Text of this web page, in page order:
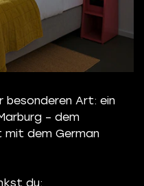
besonderen Art: ein
– dem
mit dem German
du: